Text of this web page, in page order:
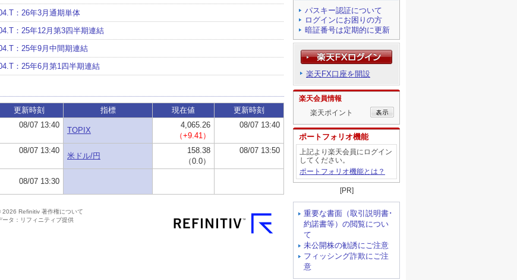
パスキー認証について
ログインにお困りの方
暗証番号は定期的に更新
楽天FX口座を開設
楽天会員情報
楽天ポイント
ポートフォリオ機能
上記より楽天会員にログイン
してください。
ポートフォリオ機能とは？
[PR]
重要な書面（取引説明書･
約諾書等）の閲覧につい
て
未公開株の勧誘にご注意
フィッシング詐欺にご注
意